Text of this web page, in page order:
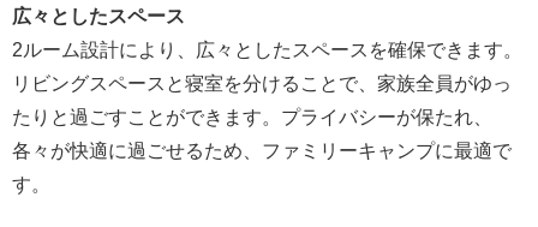
広々としたスペース
2ルーム設計により、広々としたスペースを確保できます。
リビングスペースと寝室を分けることで、家族全員がゆっ
たりと過ごすことができます。プライバシーが保たれ、
各々が快適に過ごせるため、ファミリーキャンプに最適で
す。